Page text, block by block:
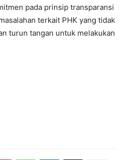
pada prinsip transparansi
terkait PHK yang tidak
turun tangan untuk melakukan